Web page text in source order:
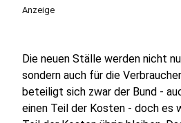
Anzeige
Die neuen Ställe werden nicht
sondern auch für die
beteiligt sich zwar der Bund -
einen Teil der Kosten - doch es